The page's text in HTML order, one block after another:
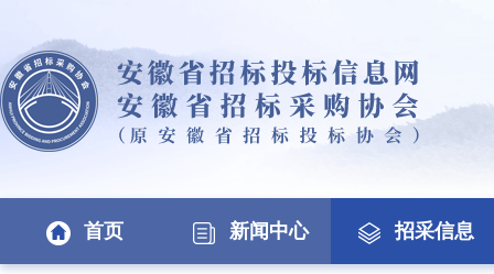
首页 新闻中心 招采信息